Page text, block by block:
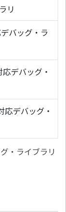
リ
バッグ・ラ
デバッグ・
応デバッグ・
・ライブラリ